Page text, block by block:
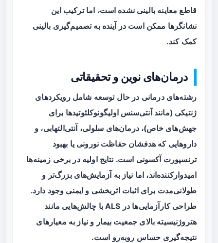
قاطع معاینه بالینی نشده است، اما ترکیب این
نشانگرها ممکن است در آینده به تصمیم‌گیری بالینی
کمک کند.
درمان‌های نوین و تحقیقاتی
رشته‌های درمانی در حال توسعه شامل رویکردهای
ژنتیکی (مانند آنتی‌سنس اولیگونوکلئوتیدها برای
جهش‌های خاص)، درمان‌های سلولی، آنتی‌التهابی، و
داروهایی که هدفشان حفاظت نورونی یا بهبود
ترنسپورت آکسونی است. نتایج اولیه در برخی زمینه‌ها
امیدوارکننده‌اند، اما نیاز به آزمایش‌های بزرگ‌تر و
طولانی‌مدت برای اثبات اثربخشی و ایمنی وجود دارد.
طراحی کارآزمایی‌ها در ALS با چالش‌هایی مانند
هتروژنیسیته بالای جمعیت بیمار و نیاز به معیارهای
نتیجه‌گیری حساس روبه‌رو است.